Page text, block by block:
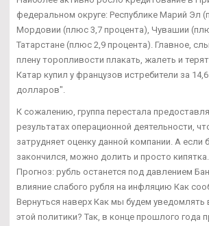
федеральном округе: Республике Марий Эл
Мордовии (плюс 3,7 процента), Чувашии
Татарстане (плюс 2,9 процента). Главное,
плену торопливости плакать, жалеть и
Катар купил у французов истребители за
долларов".
К сожалению, группа перестала
результатах операционной деятельности,
затрудняет оценку данной компании. А если
закончился, можно долить и просто
Прогноз: рубль останется под давлением
влияние слабого рубля на инфляцию Как
Вернуться наверх Как мы будем уведомлять
этой политики? Так, в конце прошлого года